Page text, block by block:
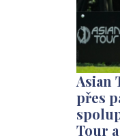
Asian
přes
Tour